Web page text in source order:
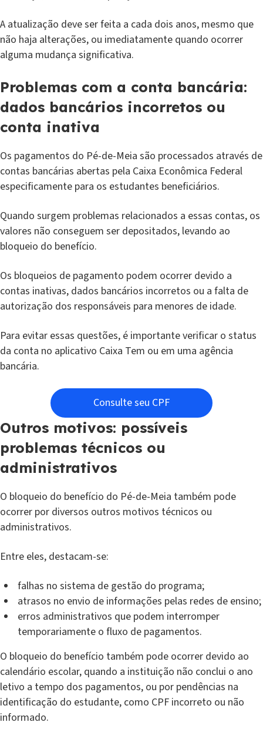
A atualização deve ser feita a cada dois anos, mesmo que
não haja alterações, ou imediatamente quando ocorrer
alguma mudança significativa.
Problemas com a conta bancária:
dados bancários incorretos ou
conta inativa
Os pagamentos do Pé-de-Meia são processados através de
contas bancárias abertas pela Caixa Econômica Federal
especificamente para os estudantes beneficiários.
Quando surgem problemas relacionados a essas contas, os
valores não conseguem ser depositados, levando ao
bloqueio do benefício.
Os bloqueios de pagamento podem ocorrer devido a
contas inativas, dados bancários incorretos ou a falta de
autorização dos responsáveis para menores de idade.
Para evitar essas questões, é importante verificar o status
da conta no aplicativo Caixa Tem ou em uma agência
bancária.
Consulte seu CPF
Outros motivos: possíveis
problemas técnicos ou
administrativos
O bloqueio do benefício do Pé-de-Meia também pode
ocorrer por diversos outros motivos técnicos ou
administrativos.
Entre eles, destacam-se:
falhas no sistema de gestão do programa;
atrasos no envio de informações pelas redes de ensino;
erros administrativos que podem interromper
temporariamente o fluxo de pagamentos.
O bloqueio do benefício também pode ocorrer devido ao
calendário escolar, quando a instituição não conclui o ano
letivo a tempo dos pagamentos, ou por pendências na
identificação do estudante, como CPF incorreto ou não
informado.